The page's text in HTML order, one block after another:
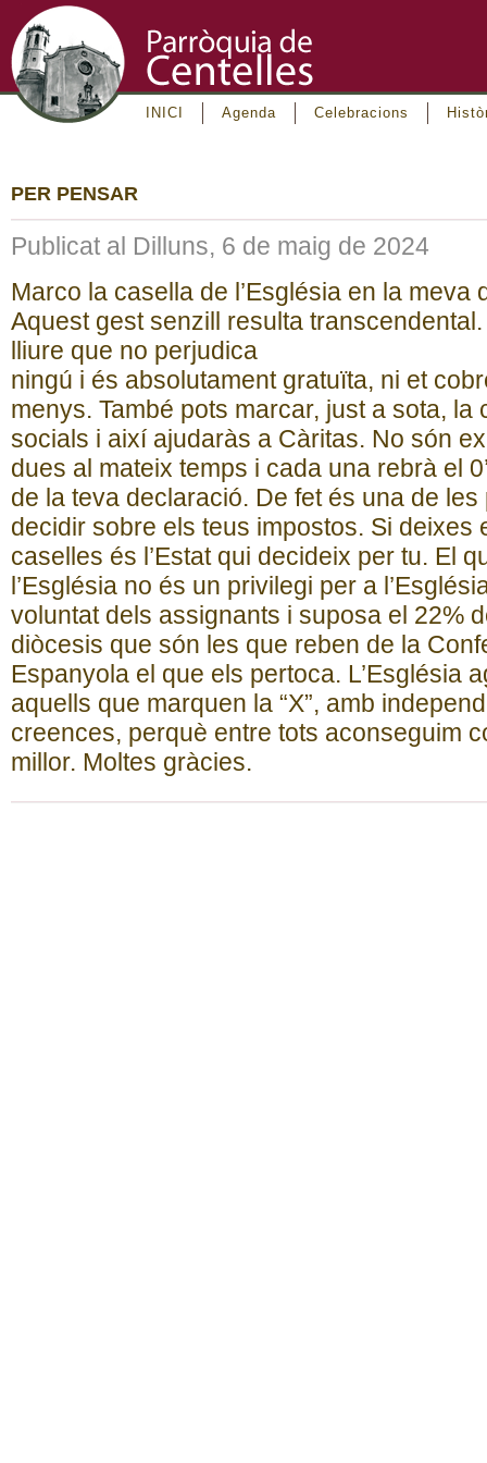
INICI Agenda Celebracions
PER PENSAR
Publicat al Dilluns, 6 de maig de 2024
Marco la casella de l’Església en la meva
Aquest gest senzill resulta
lliure que no perjudica
ningú i és absolutament gratuïta, ni et
menys. També pots marcar, just a sota, la
socials i així ajudaràs a Càritas. No són
dues al mateix temps i cada una rebrà el
de la teva declaració. De fet és una de
decidir sobre els teus impostos. Si deixes
caselles és l’Estat qui decideix per tu. El
l’Església no és un privilegi per a
voluntat dels assignants i suposa el 22%
diòcesis que són les que reben de la
Espanyola el que els pertoca. L’Església
aquells que marquen la “X”, amb
creences, perquè entre tots aconseguim
millor. Moltes gràcies.